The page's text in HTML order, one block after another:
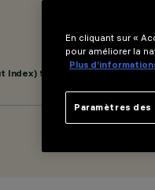
Index) 98
En cliquant sur «
pour améliorer la
Plus
Paramètres des